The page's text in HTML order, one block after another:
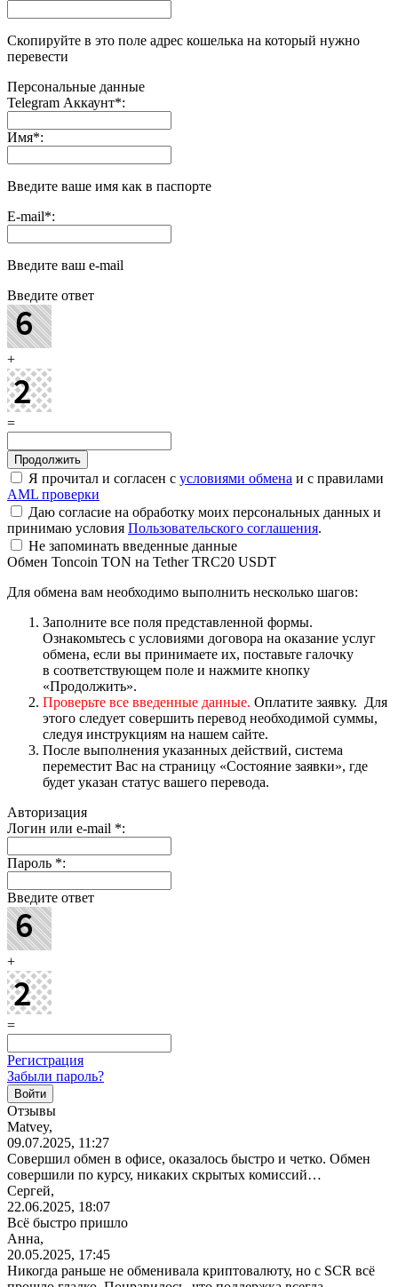
Скопируйте в это поле адрес кошелька на который нужно
перевести
Персональные данные
Telegram Аккаунт*:
Имя*:
Введите ваше имя как в паспорте
E-mail*:
Введите ваш e-mail
Введите ответ
+
=
Я прочитал и согласен с условиями обмена и с правилами
AML проверки
Даю согласие на обработку моих персональных данных и
принимаю условия Пользовательского соглашения.
Не запоминать введенные данные
Обмен Toncoin TON на Tether TRC20 USDT
Для обмена вам необходимо выполнить несколько шагов:
Заполните все поля представленной формы.
Ознакомьтесь с условиями договора на оказание услуг
обмена, если вы принимаете их, поставьте галочку
в соответствующем поле и нажмите кнопку
«Продолжить».
Проверьте все введенные данные. Оплатите заявку. Для
этого следует совершить перевод необходимой суммы,
следуя инструкциям на нашем сайте.
После выполнения указанных действий, система
переместит Вас на страницу «Состояние заявки», где
будет указан статус вашего перевода.
Авторизация
Логин или e-mail *:
Пароль *:
Введите ответ
+
=
Регистрация
Забыли пароль?
Отзывы
Matvey,
09.07.2025, 11:27
Совершил обмен в офисе, оказалось быстро и четко. Обмен
совершили по курсу, никаких скрытых комиссий…
Сергей,
22.06.2025, 18:07
Всё быстро пришло
Анна,
20.05.2025, 17:45
Никогда раньше не обменивала криптовалюту, но с SCR всё